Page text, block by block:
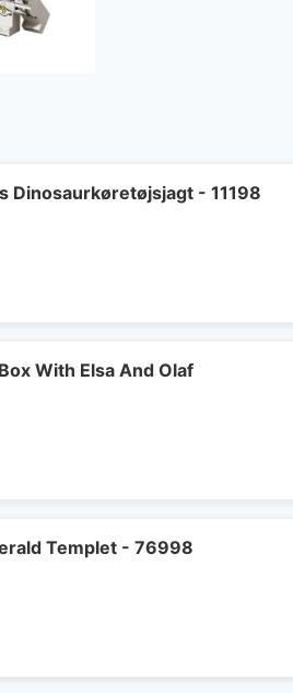
Dinosaurkøretøjsjagt - 11198
With Elsa And Olaf
Templet - 76998